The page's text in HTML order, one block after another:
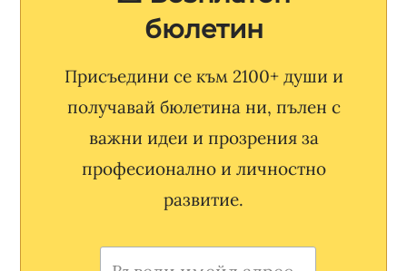
бюлетин
Присъедини се към 2100+ души и
получавай бюлетина ни, пълен с
важни идеи и прозрения за
професионално и личностно
развитие.